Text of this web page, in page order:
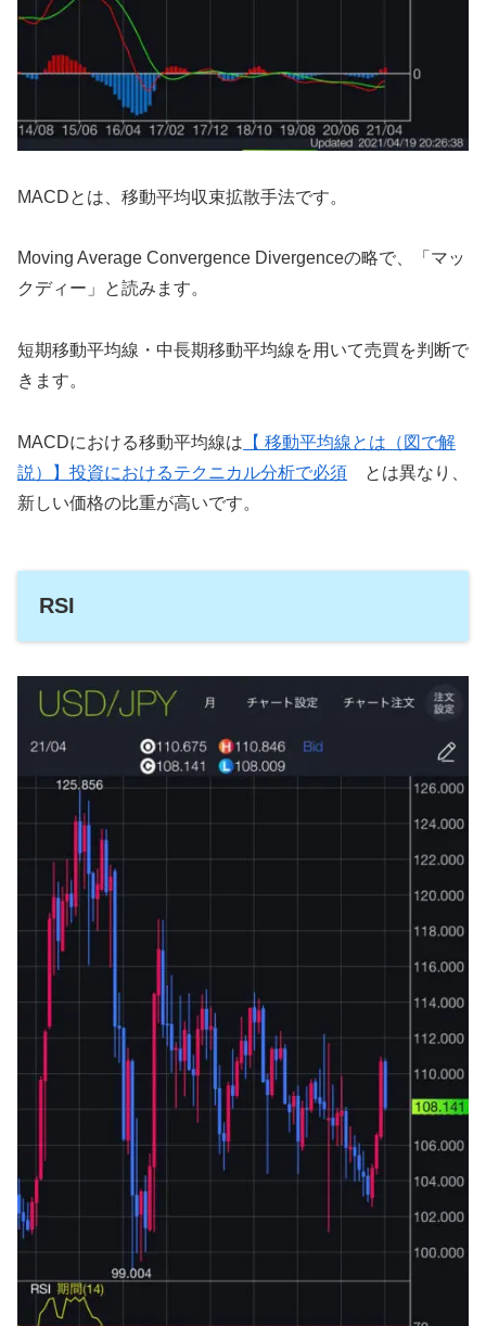
MACDとは、移動平均収束拡散手法です。
Moving Average Convergence Divergenceの略で、「マッ
クディー」と読みます。
短期移動平均線・中長期移動平均線を用いて売買を判断で
きます。
MACDにおける移動平均線は 【 移動平均線とは（図で解
説）】投資におけるテクニカル分析で必須 とは異なり、
新しい価格の比重が高いです。
RSI